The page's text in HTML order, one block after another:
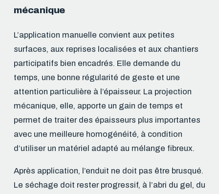
mécanique
L’application manuelle convient aux petites
surfaces, aux reprises localisées et aux chantiers
participatifs bien encadrés. Elle demande du
temps, une bonne régularité de geste et une
attention particulière à l’épaisseur. La projection
mécanique, elle, apporte un gain de temps et
permet de traiter des épaisseurs plus importantes
avec une meilleure homogénéité, à condition
d’utiliser un matériel adapté au mélange fibreux.
Après application, l’enduit ne doit pas être brusqué.
Le séchage doit rester progressif, à l’abri du gel, du